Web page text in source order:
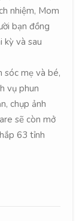
nhiệm, Mom
bạn đồng
kỳ và sau
sóc mẹ và bé,
vụ phun
chụp ảnh
sẽ còn mở
63 tỉnh